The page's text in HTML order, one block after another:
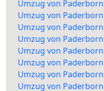
Umzug von
Umzug von
Umzug von
Umzug von
Umzug von
Umzug von
Umzug von
Umzug von